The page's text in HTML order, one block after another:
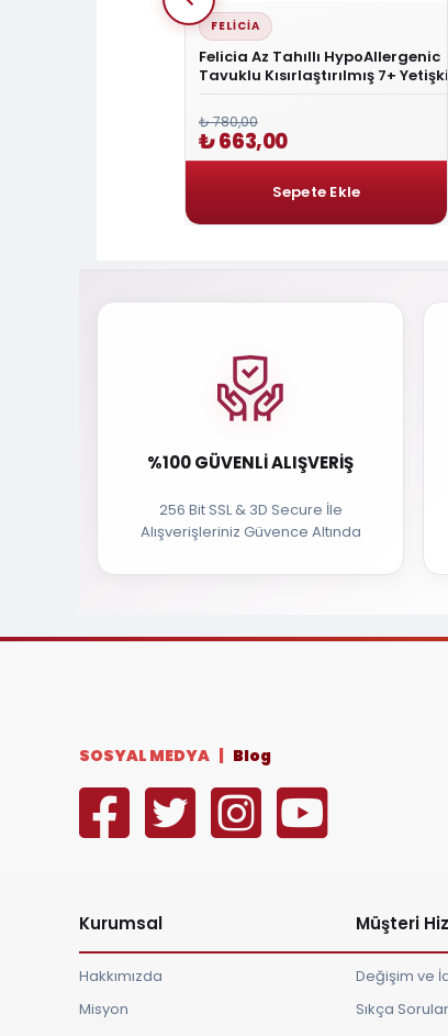
FELICIA
Felicia Az Tahıllı HypoAllergenic
Tavuklu Kısırlaştırılmış 7+ Yetişkin
₺ 780,00
₺ 663,00
%100 GÜVENLI ALIŞVERIŞ
256 Bit SSL & 3D Secure İle
Alışverişleriniz Güvence Altında
SOSYAL MEDYA | Blog
Kurumsal
Hakkımızda
Misyon
Müşteri
Değişim ve
Sıkça